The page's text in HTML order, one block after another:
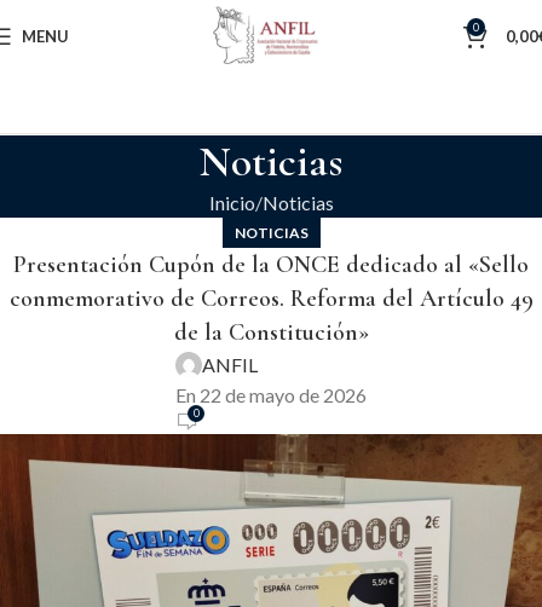
MENU 0 0,00
Noticias
Inicio Noticias
NOTICIAS
Presentación Cupón de la ONCE dedicado al «Sello
conmemorativo de Correos. Reforma del Artículo 49
de la Constitución»
ANFIL
En 22 de mayo de 2026
0